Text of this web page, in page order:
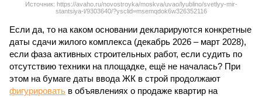
Источник: https://avaho.ru/novostroyka/moskva/uvao/lyublino/svetlyy-mir-
stantsiya-l/9303640/?ysclid=msemqdok6w326352116
Если да, то на каком основании декларируются конкретные
даты сдачи жилого комплекса (декабрь 2026 – март 2028),
если фаза активных строительных работ, если судить по
отсутствию техники на площадке, ещё не началась? При
этом на бумаге даты ввода ЖК в строй продолжают
фигурировать в объявлениях о продаже квартир на